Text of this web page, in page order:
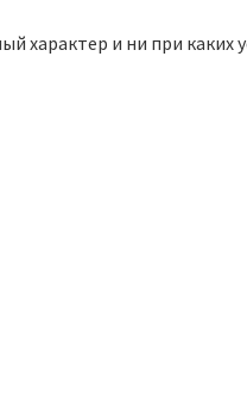
и ни при каких